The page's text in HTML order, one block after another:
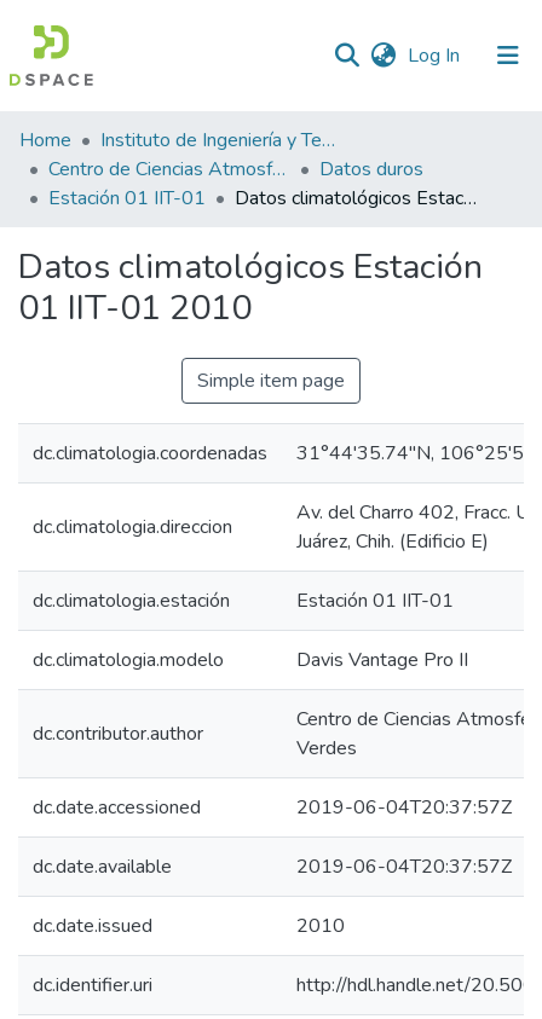
Log In (current)
Statistics
Home
Instituto de Ingeniería y Tecnología
Centro de Ciencias Atmosféricas y Tecnologías Verdes
Datos duros
Estación 01 IIT-01
Datos climatológicos Estación 01 IIT-01 2010
Datos climatológicos Estación
01 IIT-01 2010
Simple item page
dc.climatologia.coordenadas 31°44'35.74"N,
dc.climatologia.direccion
Av. del Charro 402, Fracc.
Juárez, Chih. (Edificio E)
dc.climatologia.estación Estación 01 IIT-01
dc.climatologia.modelo Davis Vantage Pro II
dc.contributor.author
Centro de Ciencias
Verdes
dc.date.accessioned 2019-06-04T20:37:57Z
dc.date.available 2019-06-04T20:37:57Z
dc.date.issued 2010
dc.identifier.uri http://hdl.handle.net/